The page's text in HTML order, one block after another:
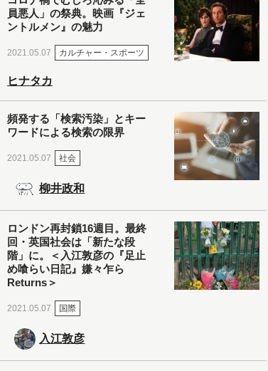
員悪人」の祭典。映画『ジェ
ントルメン』の魅力
2021.05.07 カルチャー・スポーツ
ヒナタカ
頻発する「検索汚染」とキー
ワードによる検索の限界
2021.05.07 社会
柳井政和
ロンドン再封鎖16週目。最終
回・英国社会は「新たな段
階」に。＜入江敦彦の『足止
め喰らい日記』嫌々乍ら
Returns＞
2021.05.07 国際
入江敦彦